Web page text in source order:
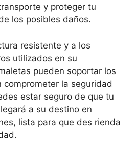
y proteger tu
los posibles daños.
resistente y a los
utilizados en su
pueden soportar los
comprometer la seguridad
estar seguro de que tu
a su destino en
lista para que des rienda